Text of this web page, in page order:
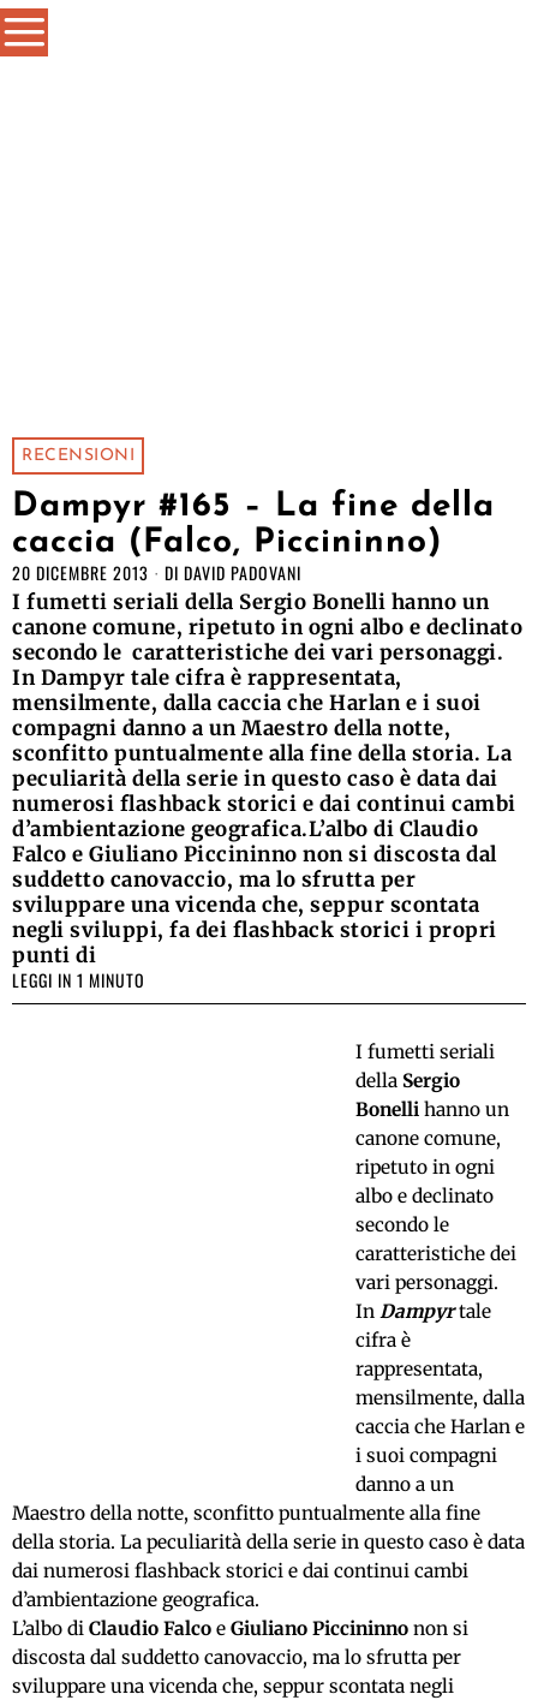
RECENSIONI
Dampyr #165 – La fine della
caccia (Falco, Piccininno)
20 DICEMBRE 2013 DI DAVID PADOVANI
I fumetti seriali della Sergio Bonelli hanno un
canone comune, ripetuto in ogni albo e declinato
secondo le caratteristiche dei vari personaggi.
In Dampyr tale cifra è rappresentata,
mensilmente, dalla caccia che Harlan e i suoi
compagni danno a un Maestro della notte,
sconfitto puntualmente alla fine della storia. La
peculiarità della serie in questo caso è data dai
numerosi flashback storici e dai continui cambi
d’ambientazione geografica.L’albo di Claudio
Falco e Giuliano Piccininno non si discosta dal
suddetto canovaccio, ma lo sfrutta per
sviluppare una vicenda che, seppur scontata
negli sviluppi, fa dei flashback storici i propri
punti di
LEGGI IN 1 MINUTO
I fumetti seriali
della Sergio
Bonellihanno un
canone comune,
ripetuto in ogni
albo e declinato
secondo le
caratteristiche dei
vari personaggi.
In Dampyrtale
cifra è
rappresentata,
mensilmente, dalla
caccia che Harlan e
i suoi compagni
danno a un
Maestro della notte, sconfitto puntualmente alla fine
della storia. La peculiarità della serie in questo caso è data
dai numerosi flashback storici e dai continui cambi
d’ambientazione geografica.
L’albo di Claudio Falco e Giuliano Piccininno non si
discosta dal suddetto canovaccio, ma lo sfrutta per
sviluppare una vicenda che, seppur scontata negli